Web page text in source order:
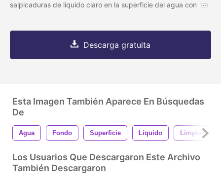
salpicaduras de líquido claro en la superficie del agua con
Descarga gratuita
Esta Imagen También Aparece En Búsquedas
De
Agua Fondo Superficie Líquido Limpiar
Los Usuarios Que Descargaron Este Archivo
También Descargaron